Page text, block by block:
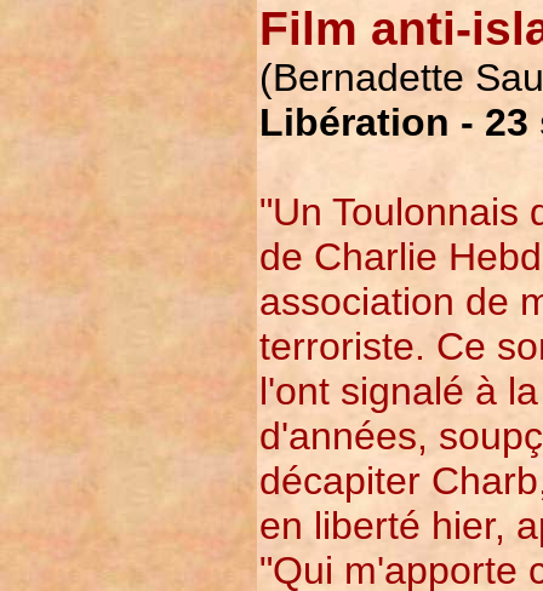
Film anti-
(Bernadette
Libération - 23
"Un Toulonnais
de Charlie
association de
terroriste. Ce
l'ont signalé à
d'années,
décapiter
en liberté hier,
"Qui m'apporte